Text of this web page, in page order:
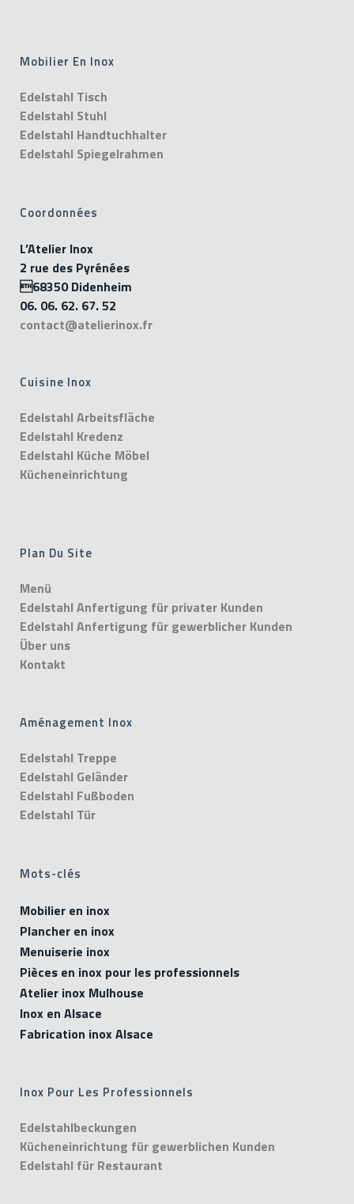
Mobilier En Inox
Edelstahl Tisch
Edelstahl Stuhl
Edelstahl Handtuchhalter
Edelstahl Spiegelrahmen
Coordonnées
L’Atelier Inox
2 rue des Pyrénées
68350 Didenheim
06. 06. 62. 67. 52
contact@atelierinox.fr
Cuisine Inox
Edelstahl Arbeitsfläche
Edelstahl Kredenz
Edelstahl Küche Möbel
Kücheneinrichtung
Plan Du Site
Menü
Edelstahl Anfertigung für privater Kunden
Edelstahl Anfertigung für gewerblicher Kunden
Über uns
Kontakt
Aménagement Inox
Edelstahl Treppe
Edelstahl Geländer
Edelstahl Fußboden
Edelstahl Tür
Mots-clés
Mobilier en inox
Plancher en inox
Menuiserie inox
Pièces en inox pour les professionnels
Atelier inox Mulhouse
Inox en Alsace
Fabrication inox Alsace
Inox Pour Les Professionnels
Edelstahlbeckungen
Kücheneinrichtung für gewerblichen Kunden
Edelstahl für Restaurant